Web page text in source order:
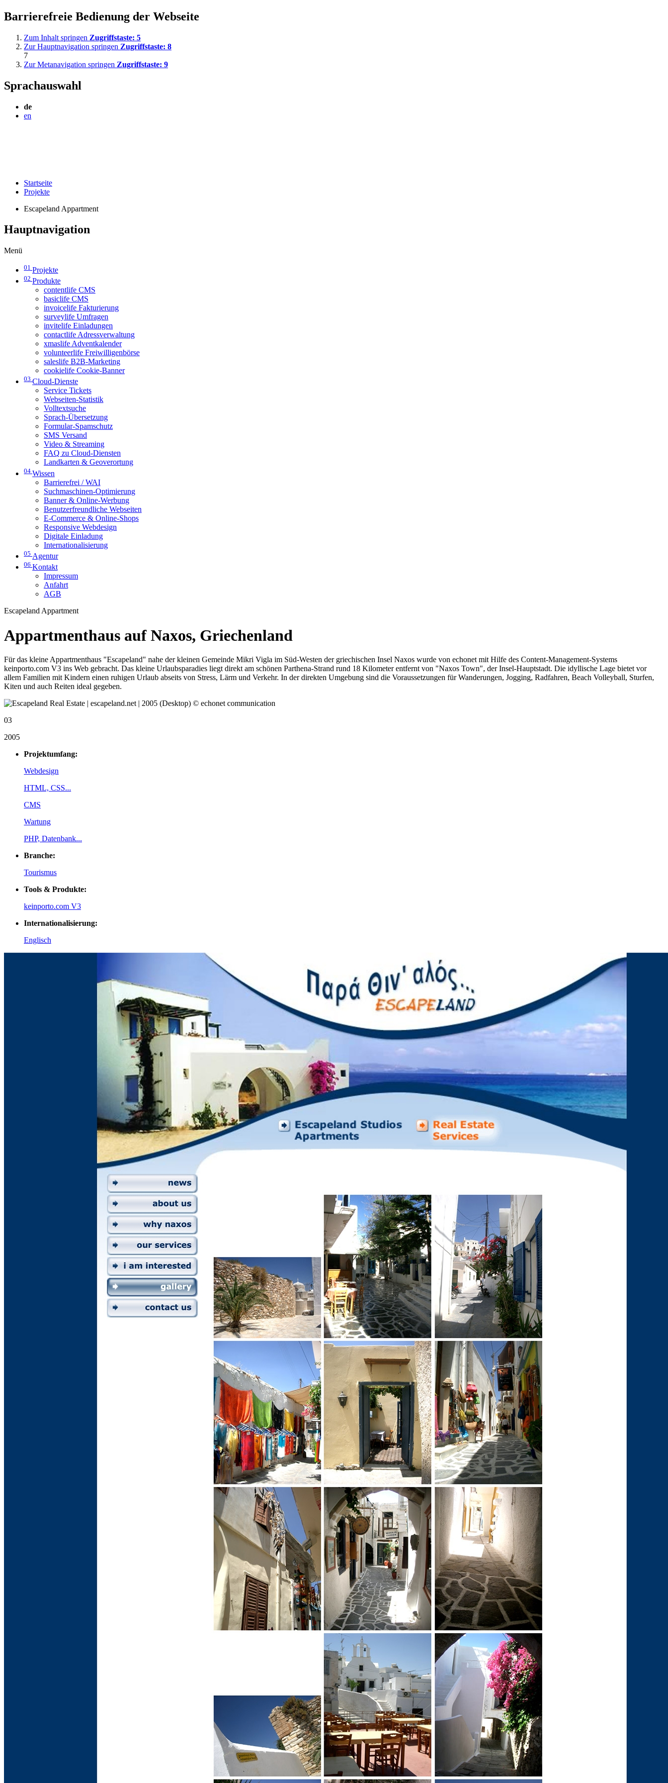
Barrierefreie Bedienung der Webseite
Zum Inhalt springen Zugriffstaste: 5
Zur Hauptnavigation springen Zugriffstaste: 8
7
Zur Metanavigation springen Zugriffstaste: 9
Sprachauswahl
de
en
Startseite
Projekte
Escapeland Appartment
Hauptnavigation
Menü
01 Projekte
02 Produkte
contentlife CMS
basiclife CMS
invoicelife Fakturierung
surveylife Umfragen
invitelife Einladungen
contactlife Adressverwaltung
xmaslife Adventkalender
volunteerlife Freiwilligenbörse
saleslife B2B-Marketing
cookielife Cookie-Banner
03 Cloud-Dienste
Service Tickets
Webseiten-Statistik
Volltextsuche
Sprach-Übersetzung
Formular-Spamschutz
SMS Versand
Video & Streaming
FAQ zu Cloud-Diensten
Landkarten & Geoverortung
04 Wissen
Barrierefrei / WAI
Suchmaschinen-Optimierung
Banner & Online-Werbung
Benutzerfreundliche Webseiten
E-Commerce & Online-Shops
Responsive Webdesign
Digitale Einladung
Internationalisierung
05 Agentur
06 Kontakt
Impressum
Anfahrt
AGB
Escapeland Appartment
Appartmenthaus auf Naxos, Griechenland
Für das kleine Appartmenthaus "Escapeland" nahe der kleinen Gemeinde Mikri Vigla im Süd-Westen der griechischen Insel Naxos wurde von echonet mit Hilfe des Content-Management-Systems
keinporto.com V3 ins Web gebracht. Das kleine Urlaubsparadies liegt direkt am schönen Parthena-Strand rund 18 Kilometer entfernt von "Naxos Town", der Insel-Hauptstadt. Die idyllische Lage bietet vor
allem Familien mit Kindern einen ruhigen Urlaub abseits von Stress, Lärm und Verkehr. In der direkten Umgebung sind die Voraussetzungen für Wanderungen, Jogging, Radfahren, Beach Volleyball, Sturfen,
Kiten und auch Reiten ideal gegeben.
03
2005
Projektumfang:
Webdesign
HTML, CSS...
CMS
Wartung
PHP, Datenbank...
Branche:
Tourismus
Tools & Produkte:
keinporto.com V3
Internationalisierung:
Englisch